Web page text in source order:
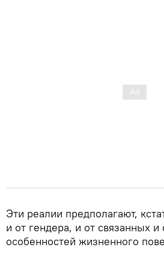
Эти реалии предполагают,
и от гендера, и от связанных
особенностей жизненного